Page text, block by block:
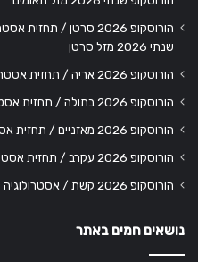
הורוסקופ 2026 סרטן /
שנתי 2026 מזל סרטן
הורוסקופ 2026 אריה / תחזית אסטרולוגיה שנתית מזל אריה
הורוסקופ 2026 בתולה / תחזית אסטרולוגיה שנתית מזל בתולה
הורוסקופ 2026 מאזניים / תחזית אסטרולוגיה שנתית מזל מאזניים
הורוסקופ 2026 עקרב / תחזית אסטרולוגיה שנתית מזל עקרב
הורוסקופ 2026 קשת / אסטרולוגיה שנתית למזל קשת
נושאים חמים באתר